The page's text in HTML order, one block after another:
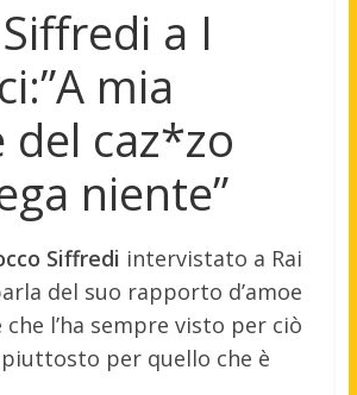
a I
mia
del caz*zo
niente”
Siffredi intervistato a Rai
del suo rapporto d’amoe
l’ha sempre visto per ciò
per quello che è